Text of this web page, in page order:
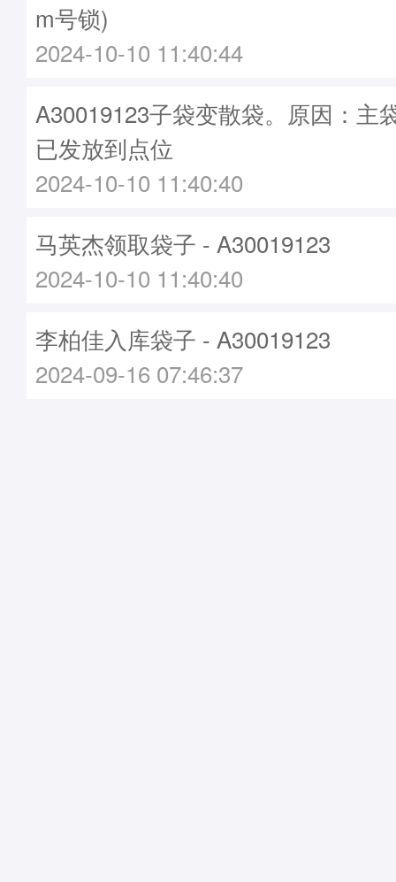
m号锁)
2024-10-10 11:40:44
A30019123子袋变散袋。原因：主
已发放到点位
2024-10-10 11:40:40
马英杰领取袋子 - A30019123
2024-10-10 11:40:40
李柏佳入库袋子 - A30019123
2024-09-16 07:46:37